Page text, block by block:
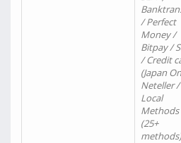
/ Perfect
Money /
Bitpay /
/ Credit
(Japan
Neteller /
Local
Methods
(25+
methods)